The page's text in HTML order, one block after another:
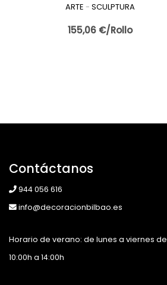
ARTE - SCULPTURA
155,06 €/Rollo
Contáctanos
944 056 616
info@decoracionbilbao.es
Horario de verano: de lunes a viernes de
10:00h a 14:00h